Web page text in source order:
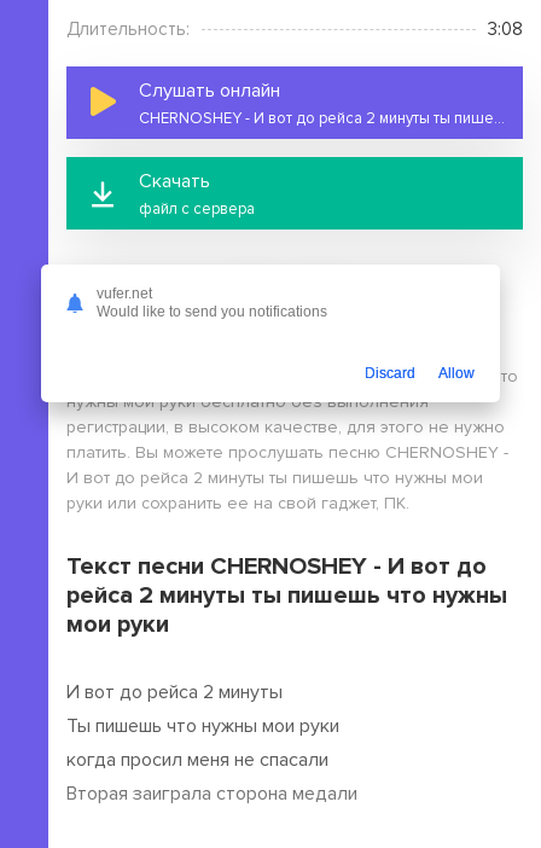
Длительность:
3:08
Слушать онлайн
CHERNOSHEY - И вот до рейса 2 минуты ты пишешь что нужны мои руки
Скачать
файл с сервера
CHERNOSHEY - И вот до рейса 2 минуты ты пишешь что
нужны мои руки бесплатно без выполнения
регистрации, в высоком качестве, для этого не нужно
платить. Вы можете прослушать песню CHERNOSHEY -
И вот до рейса 2 минуты ты пишешь что нужны мои
руки или сохранить ее на свой гаджет, ПК.
Текст песни CHERNOSHEY - И вот до
рейса 2 минуты ты пишешь что нужны
мои руки
И вот до рейса 2 минуты
Ты пишешь что нужны мои руки
когда просил меня не спасали
Вторая заиграла сторона медали
vufer.net
Would like to send you notifications
Discard Allow